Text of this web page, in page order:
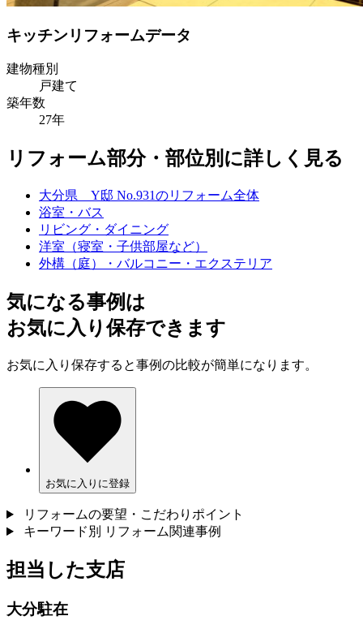
キッチンリフォームデータ
建物種別
戸建て
築年数
27年
リフォーム部分・部位別に詳しく見る
大分県 Y邸 No.931のリフォーム全体
浴室・バス
リビング・ダイニング
洋室（寝室・子供部屋など）
外構（庭）・バルコニー・エクステリア
気になる事例は
お気に入り保存できます
お気に入り保存すると事例の比較が簡単になります。
お気に入りに登録
リフォームの要望・こだわりポイント
キーワード別 リフォーム関連事例
担当した支店
大分駐在